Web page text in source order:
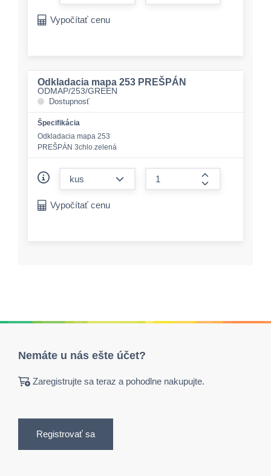
Vypočítať cenu
Odkladacia mapa 253 PREŠPÁN
ODMAP/253/GREEN
Dostupnosť
Špecifikácia
Odkladacia mapa 253
PREŠPÁN 3chlo.zelená
form.increase-
Vypočítať cenu
Nemáte u nás ešte účet?
Zaregistrujte sa teraz a pohodlne nakupujte.
Registrovať sa